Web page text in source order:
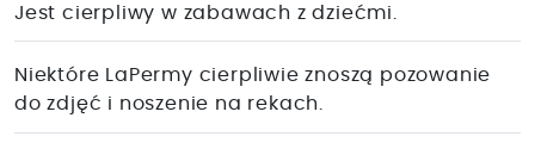
Jest cierpliwy w zabawach z dziećmi.
Niektóre LaPermy cierpliwie znoszą pozowanie
do zdjęć i noszenie na rekach.